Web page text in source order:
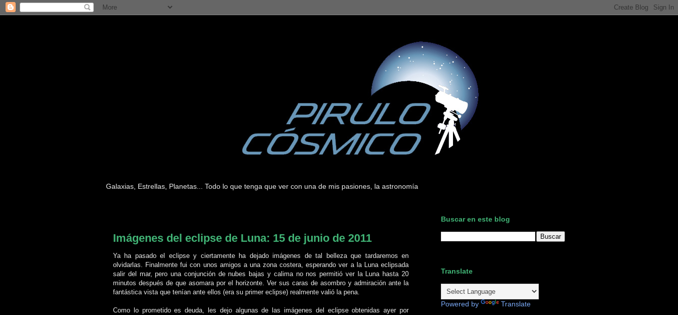
Galaxias, Estrellas, Planetas... Todo lo que tenga que ver con una de mis pasiones, la astronomía
Imágenes del eclipse de Luna: 15 de junio de 2011
Ya ha pasado el eclipse y ciertamente ha dejado imágenes de tal belleza que tardaremos en
olvidarlas. Finalmente fui con unos amigos a una zona costera, esperando ver a la Luna eclipsada
salir del mar, pero una conjunción de nubes bajas y calima no nos permitió ver la Luna hasta 20
minutos después de que asomara por el horizonte. Ver sus caras de asombro y admiración ante la
fantástica vista que tenían ante ellos (era su primer eclipse) realmente valió la pena.
Como lo prometido es deuda, les dejo algunas de las imágenes del eclipse obtenidas ayer por
Buscar en este blog
Translate
Powered by Translate